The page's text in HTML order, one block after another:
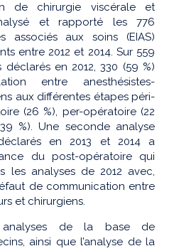
de chirurgie viscérale et
et rapporté les 776
associés aux soins (EIAS)
entre 2012 et 2014. Sur 559
en 2012, 330 (59 %)
entre anesthésistes-
aux différentes étapes péri-
(26 %), per-opératoire (22
%). Une seconde analyse
en 2013 et 2014 a
du post-opératoire qui
les analyses de 2012 avec,
de communication entre
et chirurgiens.
analyses de la base de
ainsi que l’analyse de la